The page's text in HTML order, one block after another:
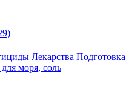
Лекарства Подготовка
моря, соль